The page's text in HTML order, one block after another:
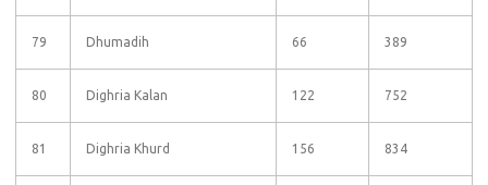
79 Dhumadih 66 389
80 Dighria Kalan 122 752
81 Dighria Khurd 156 834